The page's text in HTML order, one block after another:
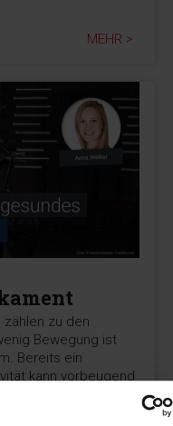
MEHR >
zählen zu den
Bewegung ist
Bereits ein
kann vorbeugend